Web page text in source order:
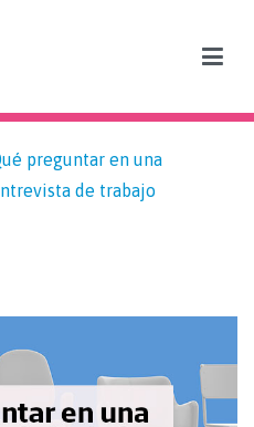
y empleo
preguntar en una
de trabajo